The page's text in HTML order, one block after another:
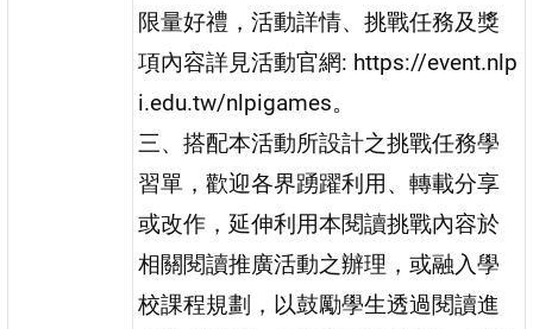
限量好禮，活動詳情、挑戰任務及獎
項內容詳見活動官網: https://event.nlp
i.edu.tw/nlpigames。
三、搭配本活動所設計之挑戰任務學
習單，歡迎各界踴躍利用、轉載分享
或改作，延伸利用本閱讀挑戰內容於
相關閱讀推廣活動之辦理，或融入學
校課程規劃，以鼓勵學生透過閱讀進